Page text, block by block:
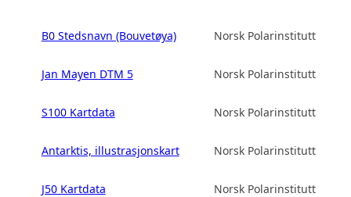
B0 Stedsnavn (Bouvetøya) Norsk Polarinstitutt
Jan Mayen DTM 5 Norsk Polarinstitutt
S100 Kartdata Norsk Polarinstitutt
Antarktis, illustrasjonskart Norsk Polarinstitutt
J50 Kartdata Norsk Polarinstitutt